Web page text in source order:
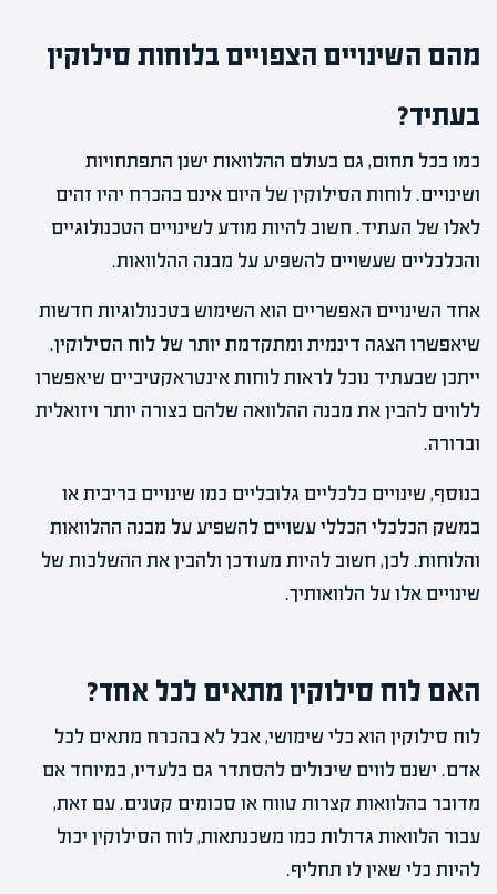
מהם השינויים הצפויים בלוחות סילוקין
בעתיד?
כמו בכל תחום, גם בעולם ההלוואות ישנן התפתחויות
ושינויים. לוחות הסילוקין של היום אינם בהכרח יהיו זהים
לאלו של העתיד. חשוב להיות מודע לשינויים הטכנולוגיים
והכלכליים שעשויים להשפיע על מבנה ההלוואות.
אחד השינויים האפשריים הוא השימוש בטכנולוגיות חדשות
שיאפשרו הצגה דינמית ומתקדמת יותר של לוח הסילוקין.
ייתכן שבעתיד נוכל לראות לוחות אינטראקטיביים שיאפשרו
ללווים להבין את מבנה ההלוואה שלהם בצורה יותר ויזואלית
וברורה.
בנוסף, שינויים כלכליים גלובליים כמו שינויים בריבית או
במשק הכלכלי הכללי עשויים להשפיע על מבנה ההלוואות
והלוחות. לכן, חשוב להיות מעודכן ולהבין את ההשלכות של
שינויים אלו על הלוואותיך.
האם לוח סילוקין מתאים לכל אחד?
לוח סילוקין הוא כלי שימושי, אבל לא בהכרח מתאים לכל
אדם. ישנם לווים שיכולים להסתדר גם בלעדיו, במיוחד אם
מדובר בהלוואות קצרות טווח או סכומים קטנים. עם זאת,
עבור הלוואות גדולות כמו משכנתאות, לוח הסילוקין יכול
להיות כלי שאין לו תחליף.